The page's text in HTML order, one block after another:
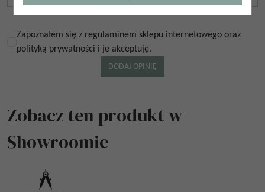
Zapoznałem się z regulaminem sklepu internetowego oraz
polityką prywatności i je akceptuję.
Zobacz ten produkt w
Showroomie